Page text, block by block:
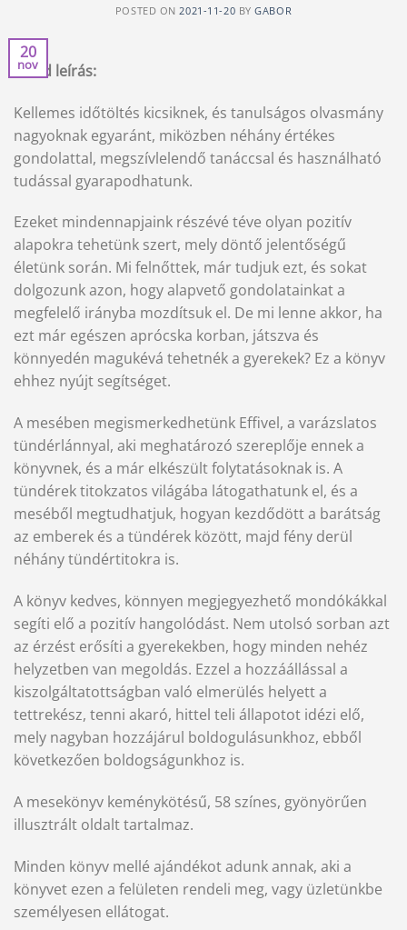
POSTED ON 2021-11-20 BYGABOR
20
nov
Rövid leírás:
Kellemes időtöltés kicsiknek, és tanulságos olvasmány
nagyoknak egyaránt, miközben néhány értékes
gondolattal, megszívlelendő tanáccsal és használható
tudással gyarapodhatunk.
Ezeket mindennapjaink részévé téve olyan pozitív
alapokra tehetünk szert, mely döntő jelentőségű
életünk során. Mi felnőttek, már tudjuk ezt, és sokat
dolgozunk azon, hogy alapvető gondolatainkat a
megfelelő irányba mozdítsuk el. De mi lenne akkor, ha
ezt már egészen aprócska korban, játszva és
könnyedén magukévá tehetnék a gyerekek? Ez a könyv
ehhez nyújt segítséget.
A mesében megismerkedhetünk Effivel, a varázslatos
tündérlánnyal, aki meghatározó szereplője ennek a
könyvnek, és a már elkészült folytatásoknak is. A
tündérek titokzatos világába látogathatunk el, és a
meséből megtudhatjuk, hogyan kezdődött a barátság
az emberek és a tündérek között, majd fény derül
néhány tündértitokra is.
A könyv kedves, könnyen megjegyezhető mondókákkal
segíti elő a pozitív hangolódást. Nem utolsó sorban azt
az érzést erősíti a gyerekekben, hogy minden nehéz
helyzetben van megoldás. Ezzel a hozzáállással a
kiszolgáltatottságban való elmerülés helyett a
tettrekész, tenni akaró, hittel teli állapotot idézi elő,
mely nagyban hozzájárul boldogulásunkhoz, ebből
következően boldogságunkhoz is.
A mesekönyv keménykötésű, 58 színes, gyönyörűen
illusztrált oldalt tartalmaz.
Minden könyv mellé ajándékot adunk annak, aki a
könyvet ezen a felületen rendeli meg, vagy üzletünkbe
személyesen ellátogat.